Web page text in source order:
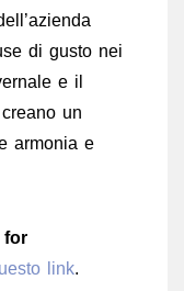
di gusto nei
e il
un
armonia e
for
link.